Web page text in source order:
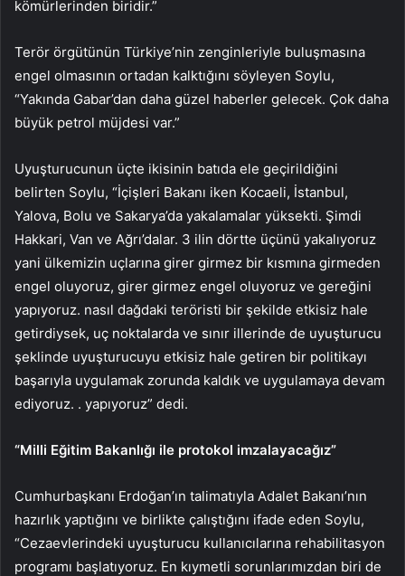
kömürlerinden biridir.”
Terör örgütünün Türkiye’nin zenginleriyle buluşmasına
engel olmasının ortadan kalktığını söyleyen Soylu,
“Yakında Gabar’dan daha güzel haberler gelecek. Çok daha
büyük petrol müjdesi var.”
Uyuşturucunun üçte ikisinin batıda ele geçirildiğini
belirten Soylu, “İçişleri Bakanı iken Kocaeli, İstanbul,
Yalova, Bolu ve Sakarya’da yakalamalar yüksekti. Şimdi
Hakkari, Van ve Ağrı’dalar. 3 ilin dörtte üçünü yakalıyoruz
yani ülkemizin uçlarına girer girmez bir kısmına girmeden
engel oluyoruz, girer girmez engel oluyoruz ve gereğini
yapıyoruz. nasıl dağdaki teröristi bir şekilde etkisiz hale
getirdiysek, uç noktalarda ve sınır illerinde de uyuşturucu
şeklinde uyuşturucuyu etkisiz hale getiren bir politikayı
başarıyla uygulamak zorunda kaldık ve uygulamaya devam
ediyoruz. . yapıyoruz” dedi.
“Milli Eğitim Bakanlığı ile protokol imzalayacağız”
Cumhurbaşkanı Erdoğan’ın talimatıyla Adalet Bakanı’nın
hazırlık yaptığını ve birlikte çalıştığını ifade eden Soylu,
“Cezaevlerindeki uyuşturucu kullanıcılarına rehabilitasyon
programı başlatıyoruz. En kıymetli sorunlarımızdan biri de